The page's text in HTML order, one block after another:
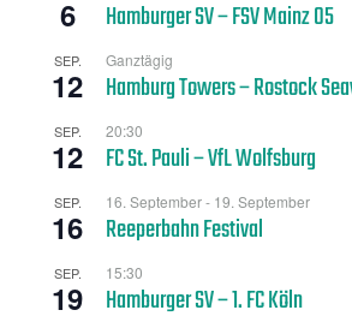
6 Hamburger SV – FSV Mainz 05
SEP.
12
Ganztägig
Hamburg Towers – Rostock
SEP.
12
20:30
FC St. Pauli – VfL Wolfsburg
SEP.
16
16. September- 19. September
Reeperbahn Festival
SEP.
19
15:30
Hamburger SV – 1. FC Köln